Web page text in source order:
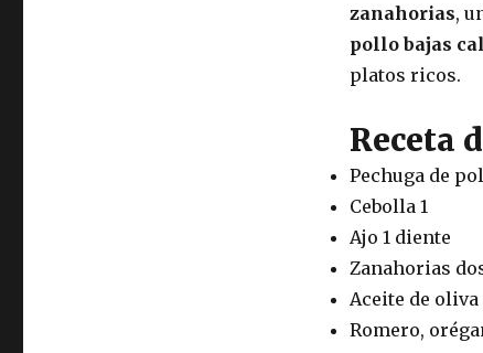
zanahorias,
pollo bajas
platos ricos.
Receta
Pechuga de
Cebolla 1
Ajo 1 diente
Zanahorias
Aceite de
Romero,